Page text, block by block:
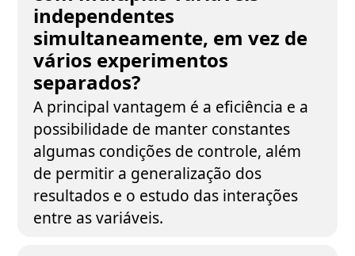
independentes
simultaneamente, em vez de
vários experimentos
separados?
A principal vantagem é a eficiência e a
possibilidade de manter constantes
algumas condições de controle, além
de permitir a generalização dos
resultados e o estudo das interações
entre as variáveis.